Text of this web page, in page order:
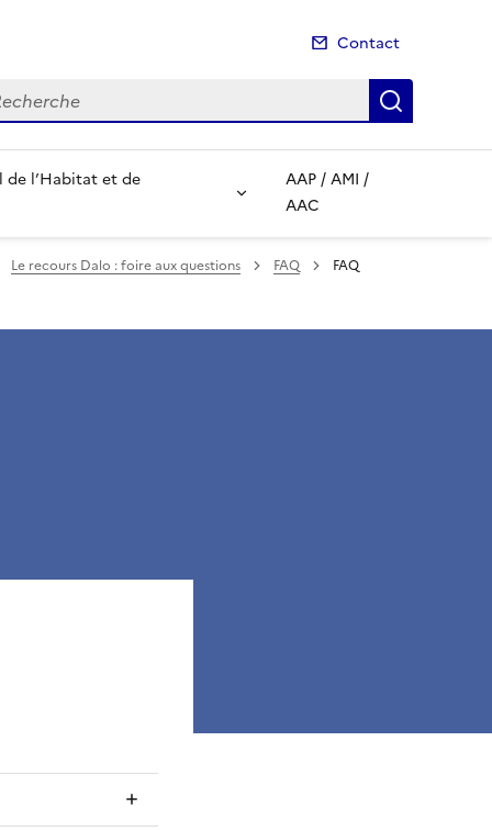
Contact
de l’Habitat et de
AAP / AMI /
AAC
Le recours Dalo : foire aux questions FAQ FAQ